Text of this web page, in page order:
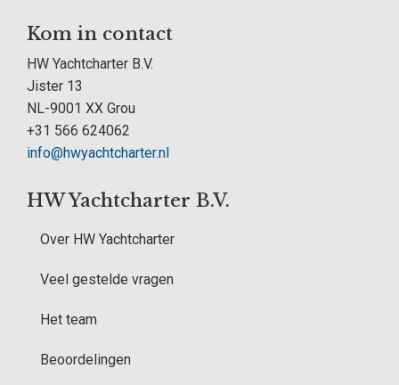
Kom in contact
HW Yachtcharter B.V.
Jister 13
NL-9001 XX Grou
+31 566 624062
info@hwyachtcharter.nl
HW Yachtcharter B.V.
Over HW Yachtcharter
Veel gestelde vragen
Het team
Beoordelingen